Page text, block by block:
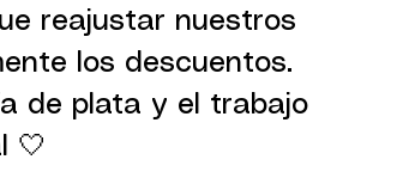
reajustar nuestros
los descuentos.
de plata y el trabajo
🤍